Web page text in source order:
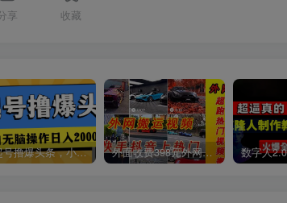
享 收藏
AI起号撸爆头条，小白也能操作，日入2000+ 外面收费398元外网超跑豪车汽车视频搬运至快手抖音上热门项目